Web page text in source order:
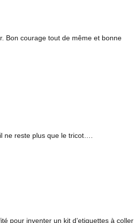
Bon courage tout de même et bonne
ne reste plus que le tricot….
pour inventer un kit d’etiquettes à coller